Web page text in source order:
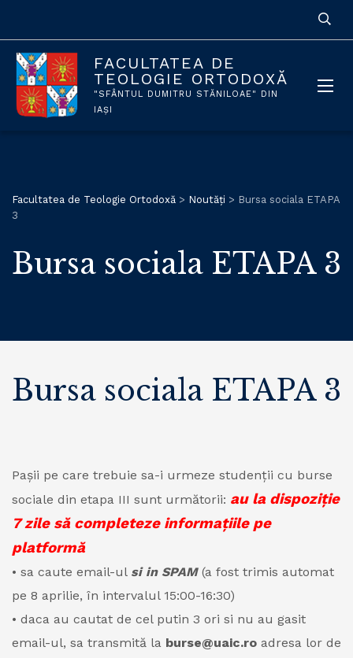
FACULTATEA DE
TEOLOGIE ORTODOXĂ
"SFÂNTUL DUMITRU STĂNILOAE" DIN
IAȘI
Facultatea de Teologie Ortodoxă > Noutăți > Bursa sociala ETAPA
3
Bursa sociala ETAPA 3
Bursa sociala ETAPA 3
Pașii pe care trebuie sa-i urmeze studenții cu burse
sociale din etapa III sunt următorii: au la dispoziție
7 zile să completeze informațiile pe
platformă
• sa caute email-ul si in SPAM(a fost trimis automat
pe 8 aprilie, în intervalul 15:00-16:30)
• daca au cautat de cel putin 3 ori si nu au gasit
email-ul, sa transmită la burse@uaic.ro adresa lor de